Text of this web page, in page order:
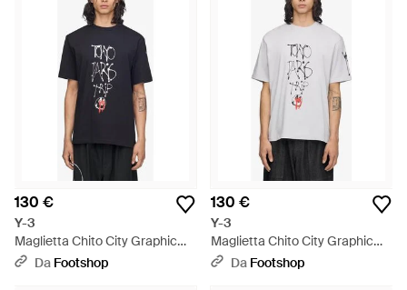
130 €
Y-3
Maglietta Chito City Graphic
Short Sleeve Tee - Nero
Da Footshop
130 €
Y-3
Maglietta Chito City Graphic
Short Sleeve Tee - Bianco
Da Footshop